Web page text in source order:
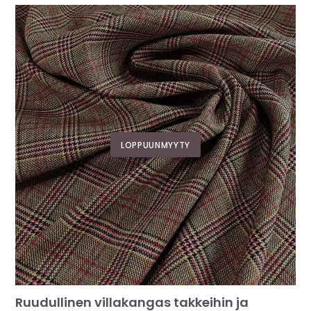
Ruudullinen villakangas takkeihin ja
LOPPUUNMYYTY